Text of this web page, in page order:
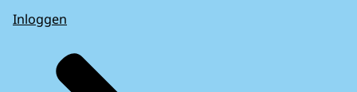
Inloggen